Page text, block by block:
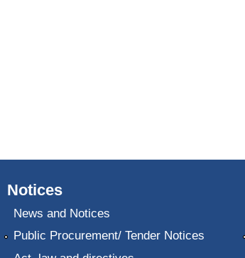
Notices
News and Notices
Public Procurement/ Tender Notices